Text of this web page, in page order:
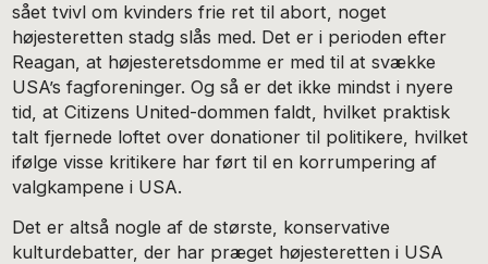
sået tvivl om kvinders frie ret til abort, noget
højesteretten stadg slås med. Det er i perioden efter
Reagan, at højesteretsdomme er med til at svække
USA’s fagforeninger. Og så er det ikke mindst i nyere
tid, at Citizens United-dommen faldt, hvilket praktisk
talt fjernede loftet over donationer til politikere, hvilket
ifølge visse kritikere har ført til en korrumpering af
valgkampene i USA.
Det er altså nogle af de største, konservative
kulturdebatter, der har præget højesteretten i USA